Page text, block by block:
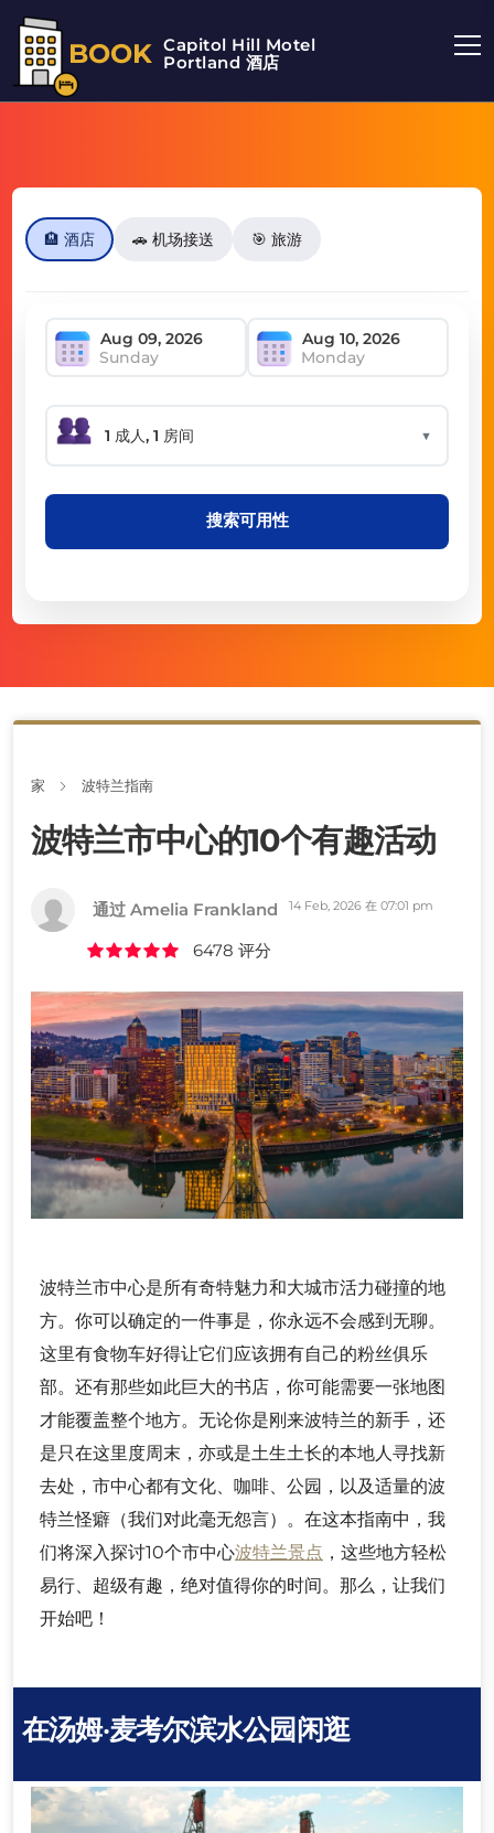
BOOK Capitol Hill Motel
Portland 酒店
🏨 酒店 🚗 机场接送 🎯 旅游
Sunday Monday
▼
搜索可用性
家 波特兰指南
波特兰市中心的10个有趣活动
通过 Amelia Frankland 14 Feb, 2026 在 07:01 pm
6478 评分
波特兰市中心是所有奇特魅力和大城市活力碰撞的地
方。你可以确定的一件事是，你永远不会感到无聊。
这里有食物车好得让它们应该拥有自己的粉丝俱乐
部。还有那些如此巨大的书店，你可能需要一张地图
才能覆盖整个地方。无论你是刚来波特兰的新手，还
是只在这里度周末，亦或是土生土长的本地人寻找新
去处，市中心都有文化、咖啡、公园，以及适量的波
特兰怪癖（我们对此毫无怨言）。在这本指南中，我
们将深入探讨10个市中心波特兰景点 ，这些地方轻松
易行、超级有趣，绝对值得你的时间。那么，让我们
开始吧！
在汤姆·麦考尔滨水公园闲逛